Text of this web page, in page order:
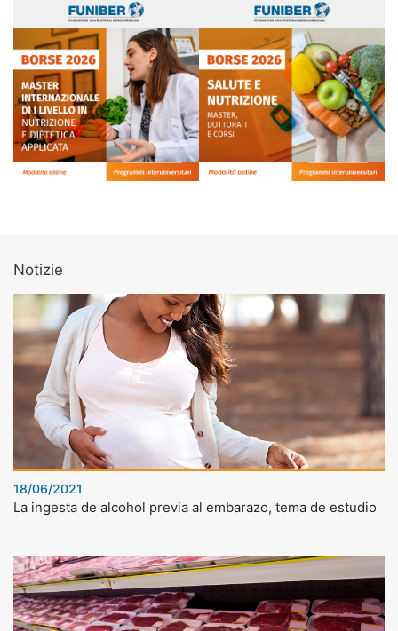
Notizie
18/06/2021
La ingesta de alcohol previa al embarazo, tema de estudio